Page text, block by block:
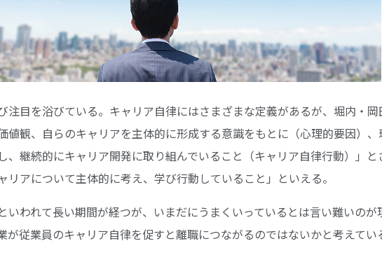
注目を浴びている。キャリア自律にはさまざまな定義があるが、堀内・
値観、自らのキャリアを主体的に形成する意識をもとに（心理的要因）
、継続的にキャリア開発に取り組んでいること（キャリア自律行動）」と
アについて主体的に考え、学び行動していること」といえる。
われて長い期間が経つが、いまだにうまくいっているとは言い難いのが
が従業員のキャリア自律を促すと離職につながるのではないかと考えてい